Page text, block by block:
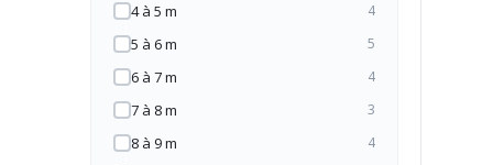
4 à 5 m 4
5 à 6 m 5
6 à 7 m 4
7 à 8 m 3
8 à 9 m 4